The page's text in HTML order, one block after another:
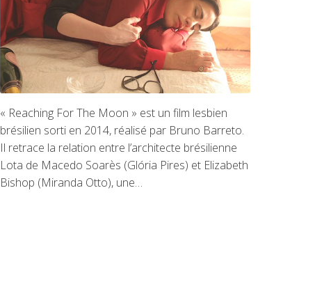
« Reaching For The Moon » est un film lesbien
brésilien sorti en 2014, réalisé par Bruno Barreto.
Il retrace la relation entre l’architecte brésilienne
Lota de Macedo Soarès (Glória Pires) et Elizabeth
Bishop (Miranda Otto), une…